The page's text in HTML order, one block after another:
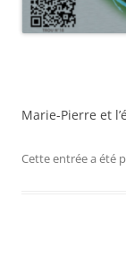
Marie-Pierre et
Cette entrée a été